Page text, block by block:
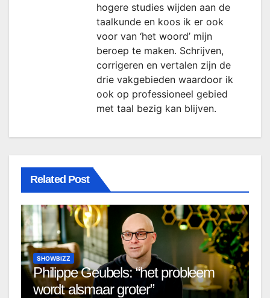
hogere studies wijden aan de
taalkunde en koos ik er ook
voor van ‘het woord’ mijn
beroep te maken. Schrijven,
corrigeren en vertalen zijn de
drie vakgebieden waardoor ik
ook op professioneel gebied
met taal bezig kan blijven.
Related Post
SHOWBIZZ
Philippe Geubels: “het probleem
wordt alsmaar groter”